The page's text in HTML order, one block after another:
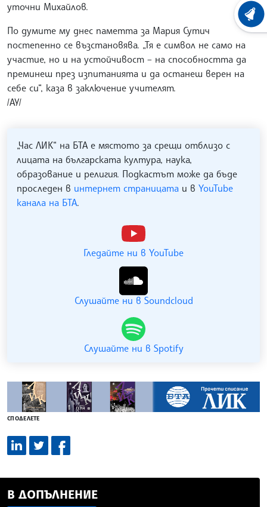
уточни Михайлов.
По думите му днес паметта за Мария Сутич
постепенно се възстановява. „Тя е символ не само на
участие, но и на устойчивост – на способността да
преминеш през изпитанията и да останеш верен на
себе си“, каза в заключение учителят.
/АУ/
„Час ЛИК“ на БТА е мястото за срещи отблизо с
лицата на българската култура, наука,
образование и религия. Подкастът може да бъде
проследен в интернет страницата и в YouTube
канала на БТА.
Гледайте ни в YouTube
Слушайте ни в Soundcloud
Слушайте ни в Spotify
СПОДЕЛЕТЕ
В ДОПЪЛНЕНИЕ